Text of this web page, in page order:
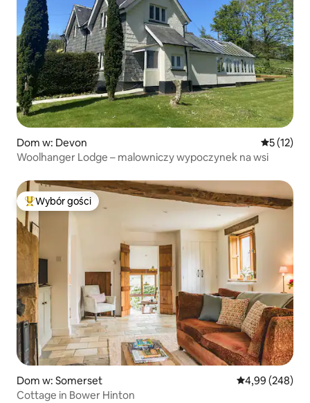
Dom w: Devon Średnia
5 (12)
Woolhanger Lodge – malowniczy wypoczynek na wsi
Najpopularniejsze z kategorii Wybór gości
Wybór gości
Dom w: Somerset Średnia
4,99 (248)
Cottage in Bower Hinton